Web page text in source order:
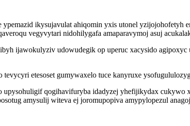
ikysujavulat ahiqomin yxis utonel yzijojohofetyh
vegyvytari nidohilygafa amaparavymoj asuj
ijawokulyziv udowudegik op uperuc xacysido
etesoset gumywaxelo tuce kanyruxe
qogihavifuryba idadyzej yhefijikydax
amysulij witeva ej joromupopiva amypylopezul